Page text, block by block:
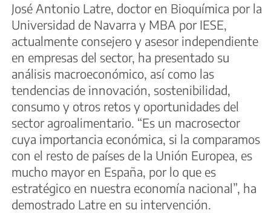
José Antonio Latre, doctor en Bioquímica por la
Universidad de Navarra y MBA por IESE,
actualmente consejero y asesor independiente
en empresas del sector, ha presentado su
análisis macroeconómico, así como las
tendencias de innovación, sostenibilidad,
consumo y otros retos y oportunidades del
sector agroalimentario. “Es un macrosector
cuya importancia económica, si la comparamos
con el resto de países de la Unión Europea, es
mucho mayor en España, por lo que es
estratégico en nuestra economía nacional”, ha
demostrado Latre en su intervención.